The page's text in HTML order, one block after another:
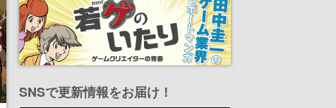
SNSで更新情報をお届け！